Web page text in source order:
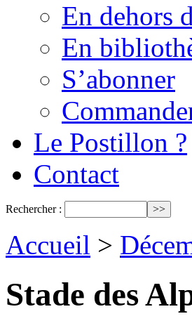
En dehors
En
S’abonner
Le Postillon ?
Contact
Rechercher :
Accueil >
Stade des